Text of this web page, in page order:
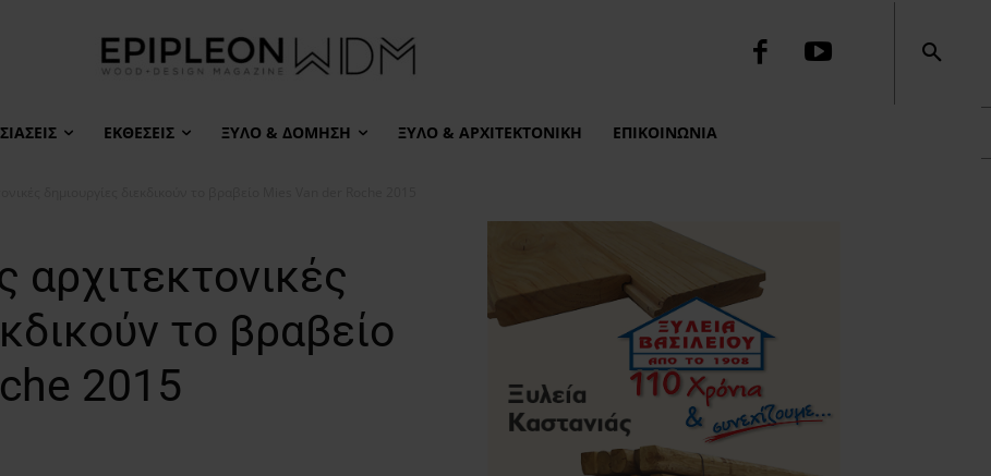
ΕΚΘΈΣΕΙΣ ΞΎΛΟ & ΔΌΜΗΣΗ ΞΎΛΟ & ΑΡΧΙΤΕΚΤΟΝΙΚΉ ΕΠΙΚΟΙΝΩΝΙΑ
αρχιτεκτονικές
το βραβείο
2015